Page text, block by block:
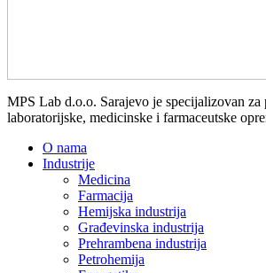
MPS Lab d.o.o. Sarajevo je specijalizovan za
laboratorijske, medicinske i farmaceutske
O nama
Industrije
Medicina
Farmacija
Hemijska industrija
Građevinska industrija
Prehrambena industrija
Petrohemija